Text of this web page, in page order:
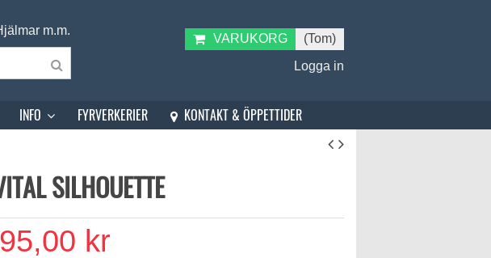
m.m.
VARUKORG
(Tom)
Logga in
INFO FYRVERKERIER KONTAKT & ÖPPETTIDER
SILHOUETTE
kr